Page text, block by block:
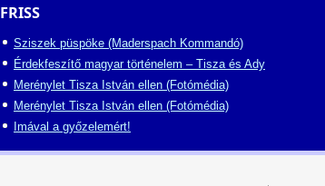
FRISS
Sziszek püspöke (Maderspach Kommandó)
Érdekfeszítő magyar történelem – Tisza és Ady
Merénylet Tisza István ellen (Fotómédia)
Merénylet Tisza István ellen (Fotómédia)
Imával a győzelemért!